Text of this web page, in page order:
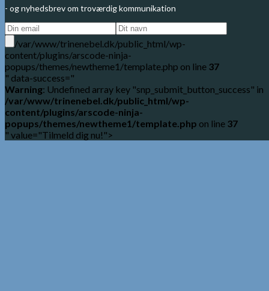
- og nyhedsbrev om troværdig kommunikation
/var/www/trinenebel.dk/public_html/wp-
content/plugins/arscode-ninja-
popups/themes/newtheme1/template.php on line 37
" data-success="
Warning: Undefined array key "snp_submit_button_success" in
/var/www/trinenebel.dk/public_html/wp-
content/plugins/arscode-ninja-
popups/themes/newtheme1/template.php on line 37
" value="Tilmeld dig nu!">